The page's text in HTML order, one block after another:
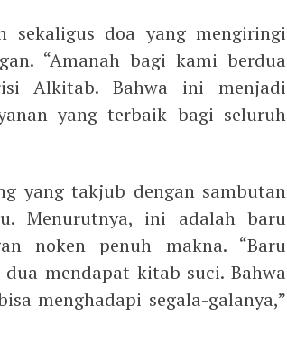
sekaligus doa yang mengiringi
“Amanah bagi kami berdua
Alkitab. Bahwa ini menjadi
yang terbaik bagi seluruh
yang takjub dengan sambutan
Menurutnya, ini adalah baru
noken penuh makna. “Baru
mendapat kitab suci. Bahwa
menghadapi segala-galanya,”